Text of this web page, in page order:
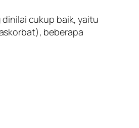
cukup baik, yaitu
beberapa